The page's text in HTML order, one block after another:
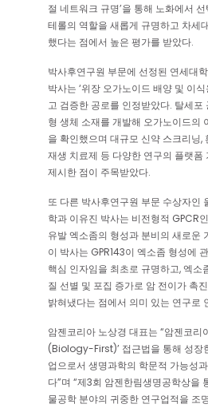
절 네트워크 규명’을 통해 노화에서
테롤의 역할을 새롭게 규명하고 차세
했다는 점에서 높은 평가를 받았다.
박사후연구원 부문에 선정된 연세대
박사는 ‘위장 오가노이드 배양 및 이
고 검증한 공로를 인정받았다. 탈세포
형 생체 소재를 개발해 오가노이드의
을 확인했으며 대규모 신약 스크리닝,
재생 치료제 등 다양한 연구의 플랫폼
제시한 점이 주목받았다.
또 다른 박사후연구원 부문 수상자인
학과 이유진 박사는 비전형적 GPCR
유발 엑소좀의 형성과 분비의 새로운
이 박사는 GPR143이 엑소좀 형성에
핵심 인자임을 최초로 규명하고, 엑소
질 선별 및 포집 증가로 암 전이가 촉
밝혀냈다는 점에서 의미 있는 연구로
암젠코리아 노상경 대표는 “암젠코리
(Biology-First)’ 접근법을 통해 성장
업으로서 생명과학의 학문적 가능성
다”며 “제3회 암젠한림생명공학상을
물공학 분야의 귀중한 연구업적을 조